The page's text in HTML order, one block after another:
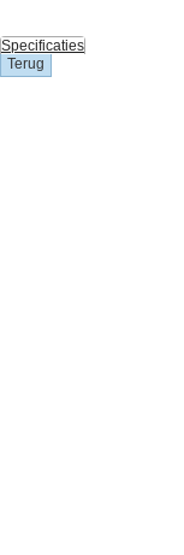
Specificaties